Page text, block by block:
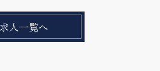
求人一覧へ